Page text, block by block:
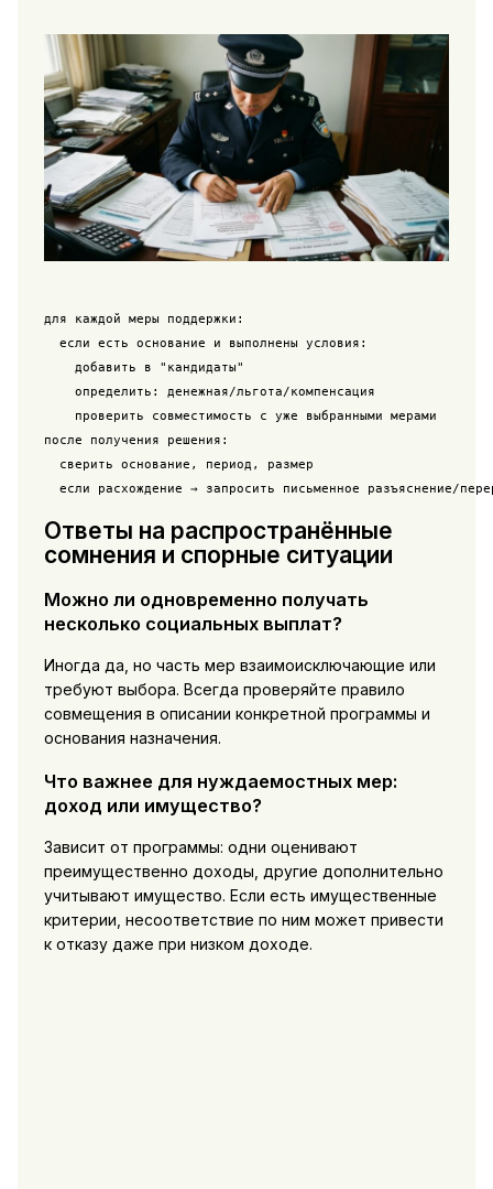
для каждой меры поддержки:
  если есть основание и выполнены условия:
    добавить в "кандидаты"
    определить: денежная/льгота/компенсация
    проверить совместимость с уже выбранными мерами
после получения решения:
  сверить основание, период, размер
Ответы на распространённые
сомнения и спорные ситуации
Можно ли одновременно получать
несколько социальных выплат?
Иногда да, но часть мер взаимоисключающие или
требуют выбора. Всегда проверяйте правило
совмещения в описании конкретной программы и
основания назначения.
Что важнее для нуждаемостных мер:
доход или имущество?
Зависит от программы: одни оценивают
преимущественно доходы, другие дополнительно
учитывают имущество. Если есть имущественные
критерии, несоответствие по ним может привести
к отказу даже при низком доходе.